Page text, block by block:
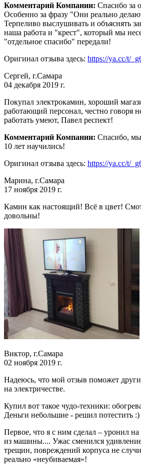
Комментарий Компании: Спасибо за
Особенно за фразу "Они реально
Терпеливо выслушивать и объяснять
наша работа и "крест", который мы
"отдельное спасибо" передали!
Оригинал отзыва здесь: https://ya.cc/t/
Сергей, г.Самара
04 декабря 2019 г.
Покупал электрокамин, хороший
работающий персонал, честно говоря
работать умеют, Павел респект!
Комментарий Компании: Спасибо, мы
10 лет научились!
Оригинал отзыва здесь: https://ya.cc/t/
Марина, г.Самара
17 ноября 2019 г.
Камин как настоящий! Всё в цвет!
довольны!
Виктор, г.Самара
02 ноября 2019 г.
Надеюсь, что мой отзыв поможет
на электричестве.
Купил вот такое чудо-техники:
Деньги небольшие - решил потестить :)
Первое, что я с ним сделал – уронил на
из машины.... Ужас сменился
трещин, повреждений корпуса не
реально «неубиваемая»!